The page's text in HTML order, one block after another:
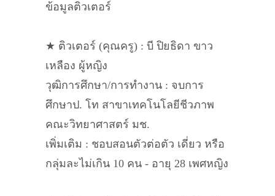
ข้อมูลติวเตอร์
★ ติวเตอร์ (คุณครู) : บี ปิยธิดา ขาว
เหลือง ผู้หญิง
วุฒิการศึกษา/การทำงาน : จบการ
ศึกษาป. โท สาขาเทคโนโลยีชีวภาพ
คณะวิทยาศาสตร์ มช.
เพิ่มเติม : ชอบสอนตัวต่อตัว เดี่ยว หรือ
กลุ่มละไม่เกิน 10 คน - อายุ 28 เพศหญิง